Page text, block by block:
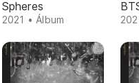
Spheres
2021 • Álbum